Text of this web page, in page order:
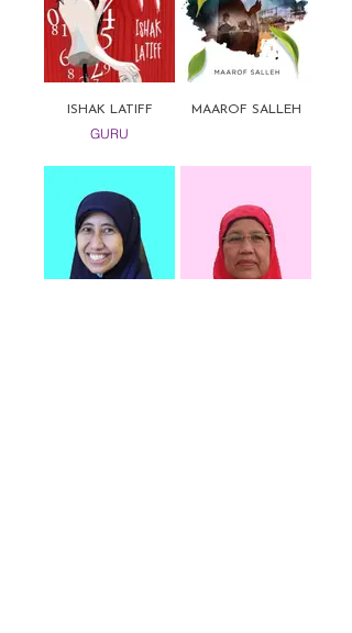
ISHAK LATIFF
GURU
MAAROF SALLEH